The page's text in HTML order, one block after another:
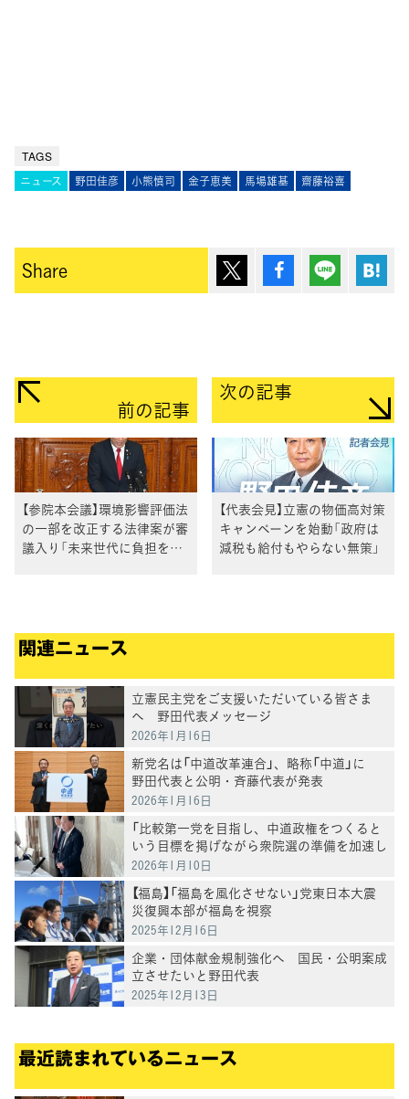
TAGS
ニュース 野田佳彦 小熊慎司 金子恵美 馬場雄基 齋藤裕喜
Share ポスト シェア Lineで送
前の記事
【参院本会議】環境影響評価法
の一部を改正する法律案が審
議入り「未来世代に負担を先
次の記事
【代表会見】立憲の物価高対策
キャンペーンを始動「政府は
減税も給付もやらない無策」
関連ニュース
立憲民主党をご支援いただいている皆さま
へ 野田代表メッセージ
2026年1月16日
新党名は「中道改革連合」、略称「中道」に
野田代表と公明・斉藤代表が発表
2026年1月16日
「比較第一党を目指し、中道政権をつくると
いう目標を掲げながら衆院選の準備を加速し
たい」野田代表
2026年1月10日
【福島】「福島を風化させない」党東日本大震
災復興本部が福島を視察
2025年12月16日
企業・団体献金規制強化へ 国民・公明案成
立させたいと野田代表
2025年12月13日
最近読まれているニュース